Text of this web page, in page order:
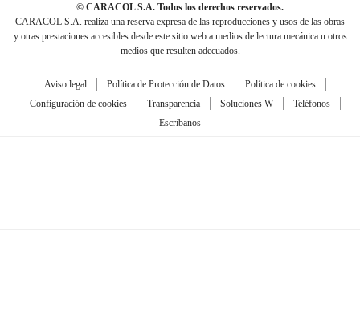
© CARACOL S.A. Todos los derechos reservados.
CARACOL S.A. realiza una reserva expresa de las reproducciones y usos de las obras
y otras prestaciones accesibles desde este sitio web a medios de lectura mecánica u otros
medios que resulten adecuados.
Aviso legal Política de Protección de Datos
Política de cookies
Configuración de cookies
Transparencia Soluciones W
Teléfonos
Escríbanos